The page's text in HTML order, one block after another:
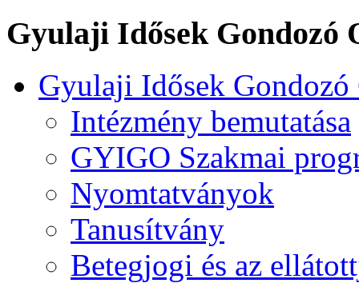
Gyulaji Idősek Gondozó
Gyulaji Idősek Gondozó
Intézmény bemutatása
GYIGO Szakmai
Nyomtatványok
Tanusítvány
Betegjogi és az